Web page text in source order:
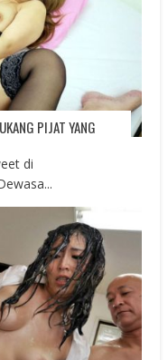
PIJAT YANG
di